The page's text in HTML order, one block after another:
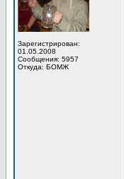
Зарегистрирован:
01.05.2008
Сообщения: 5957
Откуда: БОМЖ